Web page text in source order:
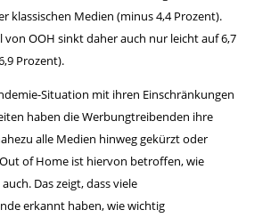
klassischen Medien (minus 4,4 Prozent).
von OOH sinkt daher auch nur leicht auf 6,7
Prozent).
Situation mit ihren Einschränkungen
haben die Werbungtreibenden ihre
alle Medien hinweg gekürzt oder
of Home ist hiervon betroffen, wie
Das zeigt, dass viele
erkannt haben, wie wichtig